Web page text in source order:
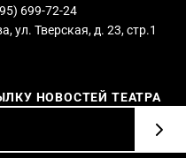
699-72-24
ул. Тверская, д. 23, стр.1
НОВОСТЕЙ ТЕАТРА